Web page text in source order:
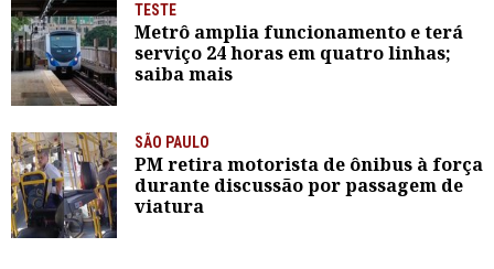
TESTE
Metrô amplia funcionamento e terá
serviço 24 horas em quatro linhas;
saiba mais
SÃO PAULO
PM retira motorista de ônibus à força
durante discussão por passagem de
viatura